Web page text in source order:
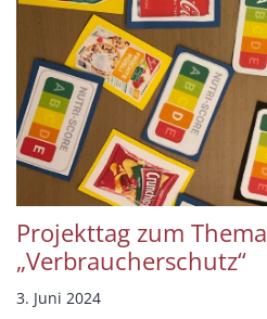
Projekttag zum Thema
„Verbraucherschutz“
3. Juni 2024